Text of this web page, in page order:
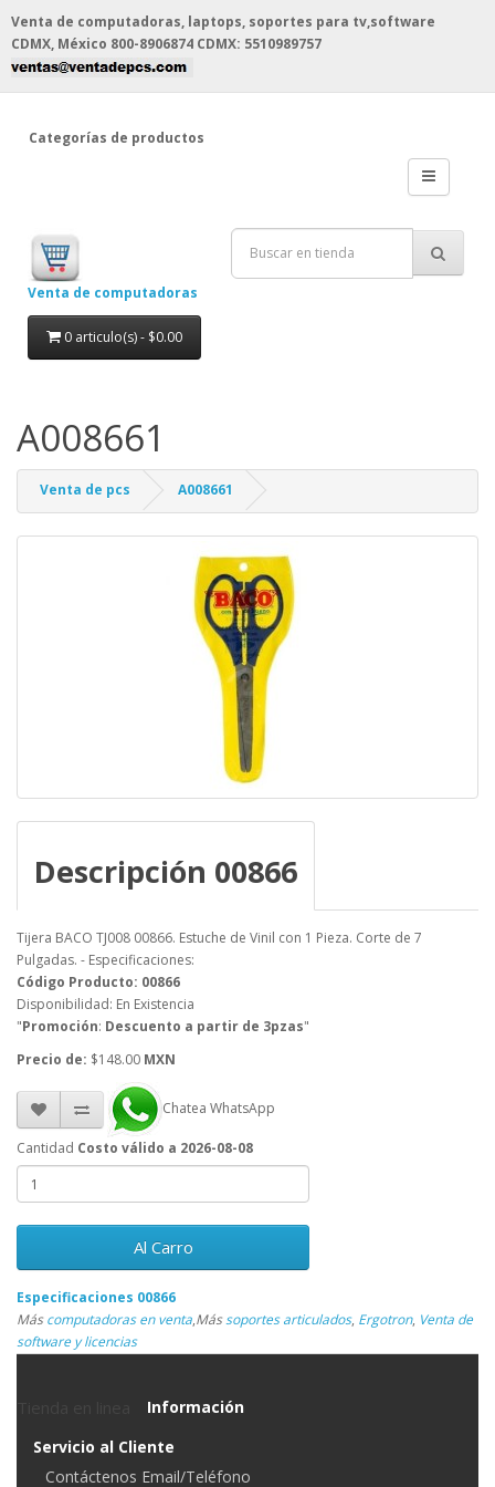
Venta de computadoras, laptops, soportes para tv,software
CDMX, México 800-8906874 CDMX: 5510989757
Categorías de productos
Venta de computadoras
0 articulo(s) - $0.00
A008661
Venta de pcs A008661
Descripción 00866
Tijera BACO TJ008 00866. Estuche de Vinil con 1 Pieza. Corte de 7
Pulgadas. - Especificaciones:
Código Producto: 00866
Disponibilidad: En Existencia
"Promoción: Descuento a partir de 3pzas"
Precio de: $148.00 MXN
Chatea WhatsApp
Cantidad Costo válido a 2026-08-08
Al Carro
Especificaciones 00866
Máscomputadoras en venta,Mássoportes articulados, Ergotron, Venta de
software y licencias
Información
Servicio al Cliente
Contáctenos Email/Teléfono